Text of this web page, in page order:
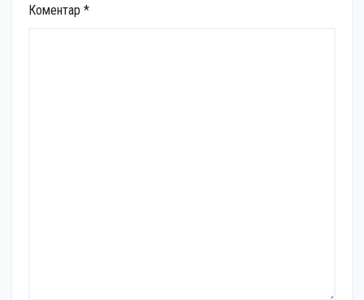
Коментар *